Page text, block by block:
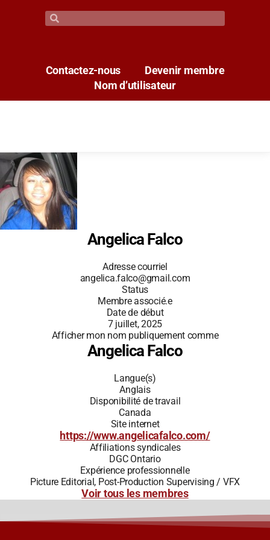
Contactez-nous
Devenir membre
Nom d’utilisateur
Angelica Falco
Adresse courriel
angelica.falco@gmail.com
Status
Membre associé.e
Date de début
7 juillet, 2025
Afficher mon nom publiquement comme
Angelica Falco
Langue(s)
Anglais
Disponibilité de travail
Canada
Site internet
https://www.angelicafalco.com/
Affiliations syndicales
DGC Ontario
Expérience professionnelle
Picture Editorial, Post-Production Supervising / VFX
Voir tous les membres